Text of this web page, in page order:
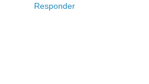
Responder